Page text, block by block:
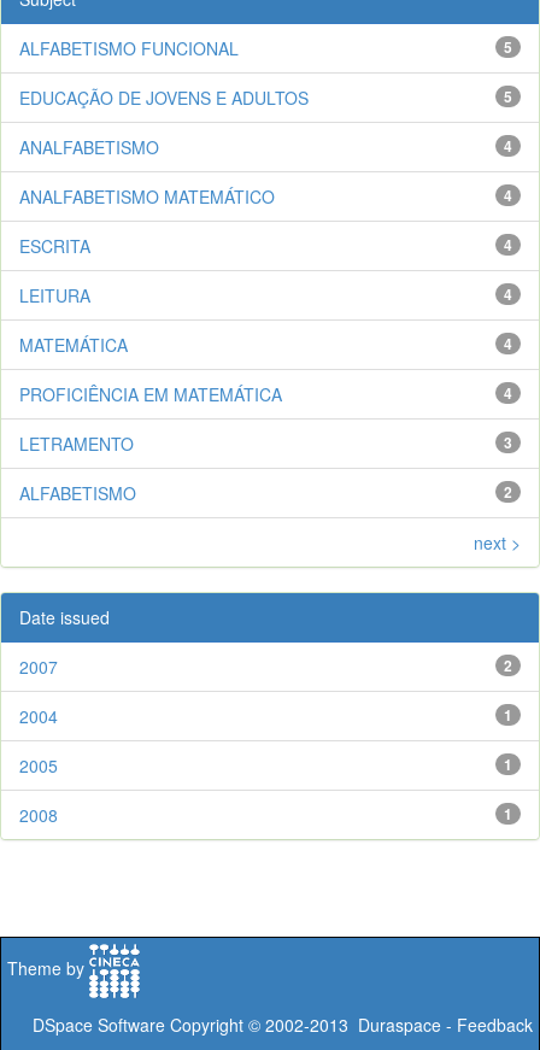
5
ALFABETISMO FUNCIONAL
5
EDUCAÇÃO DE JOVENS E ADULTOS
4
ANALFABETISMO
4
ANALFABETISMO MATEMÁTICO
4
ESCRITA
4
LEITURA
4
MATEMÁTICA
4
PROFICIÊNCIA EM MATEMÁTICA
3
LETRAMENTO
2
ALFABETISMO
next >
Date issued
2
2007
1
2004
1
2005
1
2008
Theme by
DSpace Software Copyright © 2002-2013 Duraspace - Feedback